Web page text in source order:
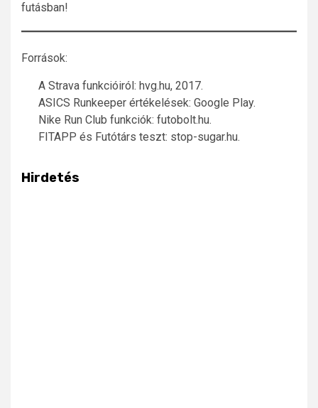
futásban!
Források:
A Strava funkcióiról: hvg.hu, 2017.
ASICS Runkeeper értékelések: Google Play.
Nike Run Club funkciók: futobolt.hu.
FITAPP és Futótárs teszt: stop-sugar.hu.
Hirdetés